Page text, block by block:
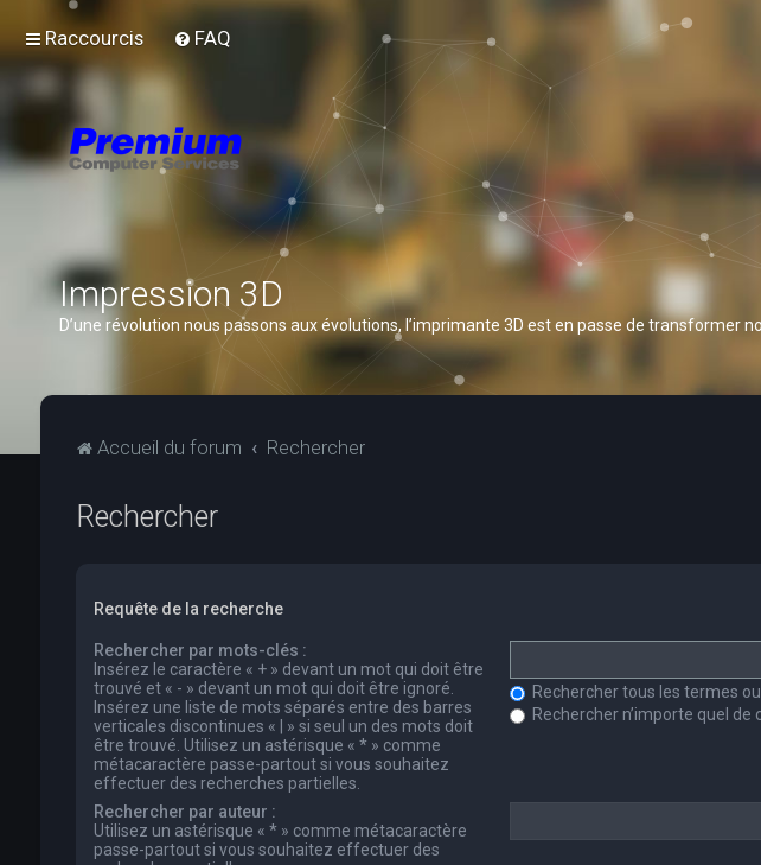
Raccourcis FAQ
Impression 3D
D’une révolution nous passons aux évolutions, l’imprimante 3D est en passe de
Accueil du forum Rechercher
Rechercher
Requête de la recherche
Rechercher par mots-clés :
Insérez le caractère « + » devant un mot qui doit être
trouvé et « - » devant un mot qui doit être ignoré.
Insérez une liste de mots séparés entre des barres
verticales discontinues « | » si seul un des mots doit
être trouvé. Utilisez un astérisque « * » comme
métacaractère passe-partout si vous souhaitez
effectuer des recherches partielles.
Rechercher tous les termes
Rechercher n’importe quel de
Rechercher par auteur :
Utilisez un astérisque « * » comme métacaractère
passe-partout si vous souhaitez effectuer des